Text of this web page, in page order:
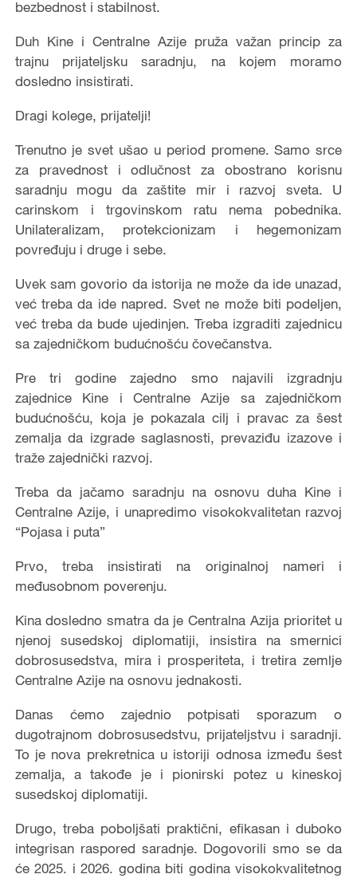
bezbednost i stabilnost.
Duh Kine i Centralne Azije pruža važan princip za
trajnu prijateljsku saradnju, na kojem moramo
dosledno insistirati.
Dragi kolege, prijatelji!
Trenutno je svet ušao u period promene. Samo srce
za pravednost i odlučnost za obostrano korisnu
saradnju mogu da zaštite mir i razvoj sveta. U
carinskom i trgovinskom ratu nema pobednika.
Unilateralizam, protekcionizam i hegemonizam
povređuju i druge i sebe.
Uvek sam govorio da istorija ne može da ide unazad,
već treba da ide napred. Svet ne može biti podeljen,
već treba da bude ujedinjen. Treba izgraditi zajednicu
sa zajedničkom budućnošću čovečanstva.
Pre tri godine zajedno smo najavili izgradnju
zajednice Kine i Centralne Azije sa zajedničkom
budućnošću, koja je pokazala cilj i pravac za šest
zemalja da izgrade saglasnosti, prevaziđu izazove i
traže zajednički razvoj.
Treba da jačamo saradnju na osnovu duha Kine i
Centralne Azije, i unapredimo visokokvalitetan razvoj
“Pojasa i puta”
Prvo, treba insistirati na originalnoj nameri i
međusobnom poverenju.
Kina dosledno smatra da je Centralna Azija prioritet u
njenoj susedskoj diplomatiji, insistira na smernici
dobrosusedstva, mira i prosperiteta, i tretira zemlje
Centralne Azije na osnovu jednakosti.
Danas ćemo zajednio potpisati sporazum o
dugotrajnom dobrosusedstvu, prijateljstvu i saradnji.
To je nova prekretnica u istoriji odnosa između šest
zemalja, a takođe je i pionirski potez u kineskoj
susedskoj diplomatiji.
Drugo, treba poboljšati praktični, efikasan i duboko
integrisan raspored saradnje. Dogovorili smo se da
će 2025. i 2026. godina biti godina visokokvalitetnog